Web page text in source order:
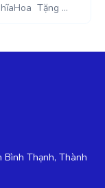
bạn
Bình Thạnh, Thành